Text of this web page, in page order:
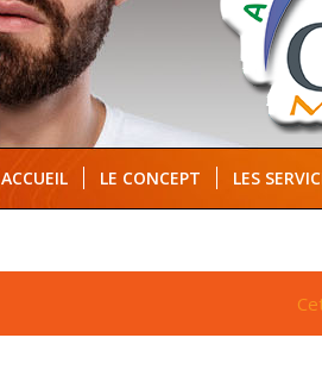
ACCUEIL LE CONCEPT LES